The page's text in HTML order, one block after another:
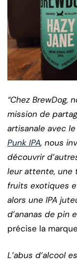
“Chez BrewDog,
mission de
artisanale avec
Punk IPA, nous
découvrir
leur attente, une
fruits exotiques
alors une IPA
d’ananas de pin
précise la
L’abus d’alcool